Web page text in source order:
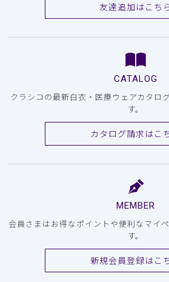
友達追加はこち
CATALOG
クラシコの最新白衣・医療ウェアカタロ
す。
カタログ請求はこ
MEMBER
会員さまはお得なポイントや便利なマイ
す。
新規会員登録はこ